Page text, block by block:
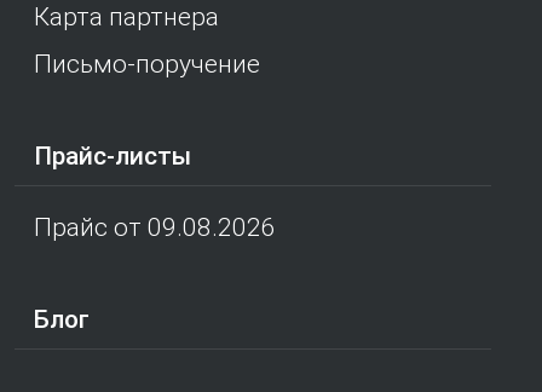
Карта партнера
Письмо-поручение
Прайс-листы
Прайс от 09.08.2026
Блог